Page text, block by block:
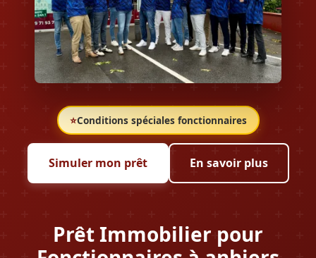
⭐Conditions spéciales fonctionnaires
Prêt Immobilier pour
Simuler mon prêt En savoir plus